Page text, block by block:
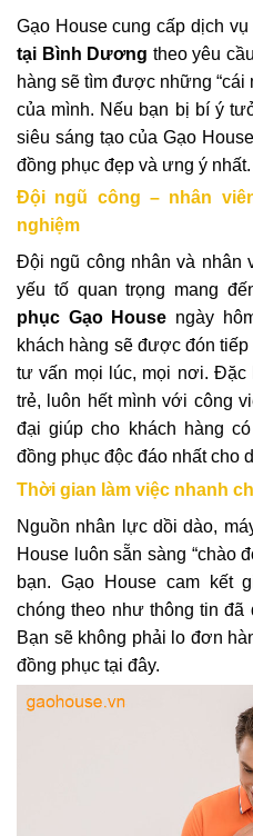
Gạo House cung cấp dịch
tại Bình Dương theo yêu
hàng sẽ tìm được những “cái
của mình. Nếu bạn bị bí ý
siêu sáng tạo của Gạo
đồng phục đẹp và ưng ý nhất.
Đội ngũ công – nhân
nghiệm
Đội ngũ công nhân và nhân
yếu tố quan trọng mang
phục Gạo House ngày
khách hàng sẽ được đón
tư vấn mọi lúc, mọi nơi.
trẻ, luôn hết mình với công
đại giúp cho khách hàng
đồng phục độc đáo nhất cho
Thời gian làm việc nhanh
Nguồn nhân lực dồi dào,
House luôn sẵn sàng “chào
bạn. Gạo House cam kết
chóng theo như thông tin
Bạn sẽ không phải lo đơn
đồng phục tại đây.